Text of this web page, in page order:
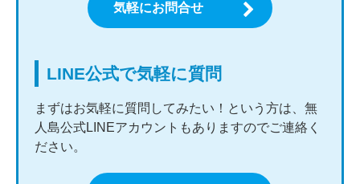
気軽にお問合せ
LINE公式で気軽に質問
まずはお気軽に質問してみたい！という方は、無
人島公式LINEアカウントもありますのでご連絡く
ださい。